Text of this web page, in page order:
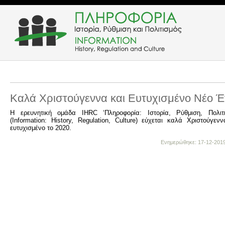
Καλά Χριστούγεννα και Ευτυχισμένο Νέο
Η ερευνητική ομάδα IHRC ‘Πληροφορία: Iστορία, Ρύθμιση,
(Information: History, Regulation, Culture) εύχεται καλά
ευτυχισμένο το 2020.
Ενημερώθηκε: 17-12-